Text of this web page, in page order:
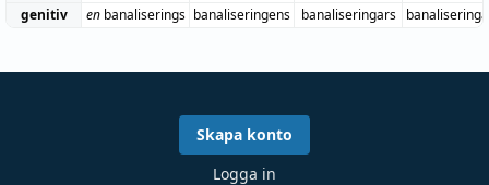
genitiv
enbanaliserings banaliseringens banaliseringars
Skapa konto
Logga in